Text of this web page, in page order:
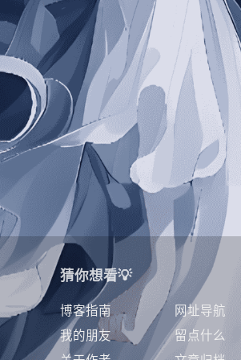
猜你想看💡
博客指南
网址导航
我的朋友
留点什么